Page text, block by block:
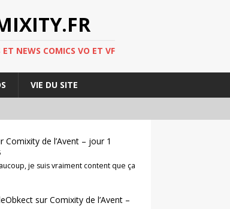
NEWS COMICS VO ET VF
VIE DU SITE
Comixity de l’Avent – jour 1
je suis vraiment content que ça
surComixity de l’Avent –